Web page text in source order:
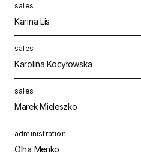
sales
Karina Lis
sales
Karolina Kocyłowska
sales
Marek Mieleszko
administration
Olha Menko